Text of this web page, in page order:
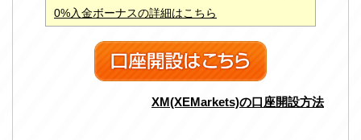
0%入金ボーナスの詳細はこちら
XM(XEMarkets)の口座開設方法